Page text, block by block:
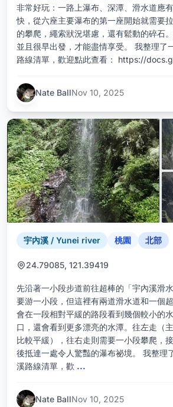
非常好玩：一路上瀑布、深潭、滑水道應
快，從六座主要瀑布的第一座開始就需要
的攀爬，繩索狀況堪慮，還有鬆動的碎石
並且很早出發，才能盡情享受。 我整理了
路線清單，歡迎點此查看： https://
Nate BallNov 10, 2025
宇內溪 / Yunei river 桃園 北部
24.79085, 121.39419
先沿著一小段步道前往超棒的「宇內溪滑
要游一小段，但這裡有兩道滑水道和一個
會在一段相對平緩的路段看到幾個較小的
口，還會看到更多漂亮的水潭。往左走（
比較平緩），往右走則需要一小段攀爬，
後抵達一處令人驚豔的瀑布祕境。 我整理
溪路線清單，歡 ...
Nate BallNov 10, 2025